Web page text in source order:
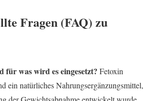
Fragen (FAQ) zu
für was wird es eingesetzt? Fetoxin
ein natürliches Nahrungsergänzungsmittel,